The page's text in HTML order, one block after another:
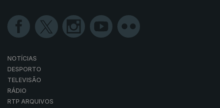
NOTÍCIAS
DESPORTO
TELEVISÃO
RÁDIO
RTP ARQUIVOS